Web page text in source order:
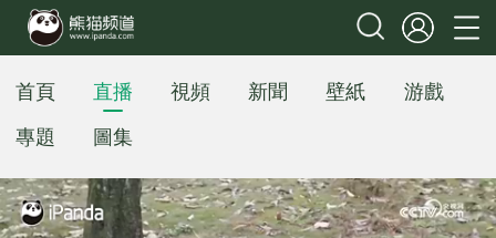
首頁 直播 視頻 新聞 壁紙
游戲
專題
圖集